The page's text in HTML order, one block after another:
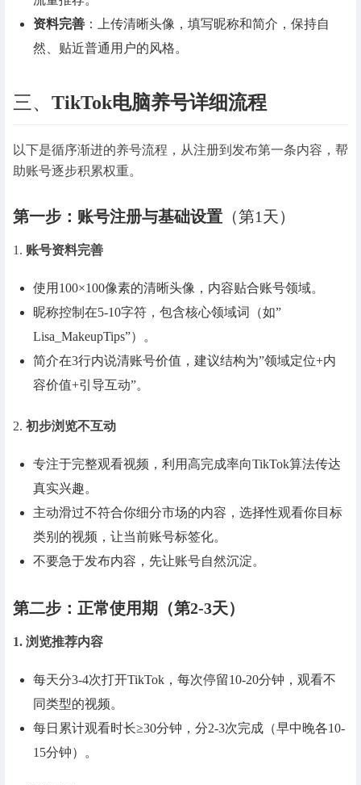
资料完善 ：上传清晰头像，填写昵称和简介，保持自
然、贴近普通用户的风格。
三、 TikTok电脑养号详细流程
以下是循序渐进的养号流程，从注册到发布第一条内容，帮
助账号逐步积累权重。
第一步：账号注册与基础设置 （第1天）
1. 账号资料完善
使用100×100像素的清晰头像，内容贴合账号领域。
昵称控制在5-10字符，包含核心领域词（如”
Lisa_MakeupTips”）。
简介在3行内说清账号价值，建议结构为”领域定位+内
容价值+引导互动”。
2. 初步浏览不互动
专注于完整观看视频，利用高完成率向TikTok算法传达
真实兴趣。
主动滑过不符合你细分市场的内容，选择性观看你目标
类别的视频，让当前账号标签化。
不要急于发布内容，先让账号自然沉淀。
第二步：正常使用期（第2-3天）
1. 浏览推荐内容
每天分3-4次打开TikTok，每次停留10-20分钟，观看不
同类型的视频。
每日累计观看时长≥30分钟，分2-3次完成（早中晚各10-
15分钟）。